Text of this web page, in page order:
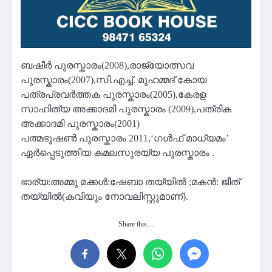
ബഷീർ പുരസ്കാരം(2008),രാജ്യോത്സവ
പുരസ്കാരം(2007),സി.എച്ച്. മുഹമ്മദ് കോയ
പത്രപ്രവർത്തക പുരസ്കാരം(2005),കേരള
സാഹിത്യ അക്കാദമി പുരസ്കാരം (2009),പത്രിക
അക്കാദമി പുരസ്കാരം(2001)
പത്മഭൂഷൺ പുരസ്കാരം 2011,‘ഗൾഫ് മാധ്യമം’
ഏർപ്പെടുത്തിയ കമലസുരയ്യ പുരസ്കാരം .
ഭാര്യ:അമ്മു മക്കൾ:ഷേബാ തയ്യിൽ ;മകൻ: ജീത്
തയ്യിൽ(കവിയും നോവലിസ്റ്റുമാണ്).
Share this…